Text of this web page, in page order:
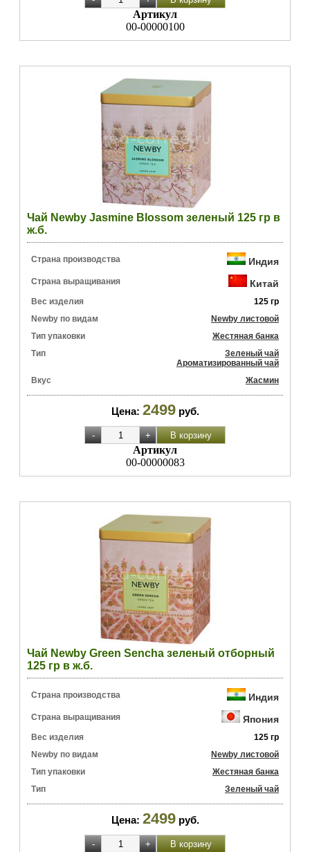
Артикул
00-00000100
Чай Newby Jasmine Blossom зеленый 125 гр в
ж.б.
Страна производства Индия
Страна выращивания Китай
Вес изделия
125 гр
Newby по видам
Newby листовой
Тип упаковки
Жестяная банка
Тип
Зеленый чай
Ароматизированный чай
Вкус
Жасмин
Цена: 2499 руб.
Артикул
00-00000083
Чай Newby Green Sencha зеленый отборный
125 гр в ж.б.
Страна производства Индия
Страна выращивания Япония
Вес изделия
125 гр
Newby по видам
Newby листовой
Тип упаковки
Жестяная банка
Тип
Зеленый чай
Цена: 2499 руб.